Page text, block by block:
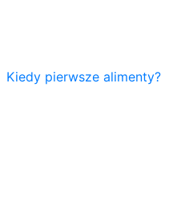
Kiedy pierwsze alimenty?